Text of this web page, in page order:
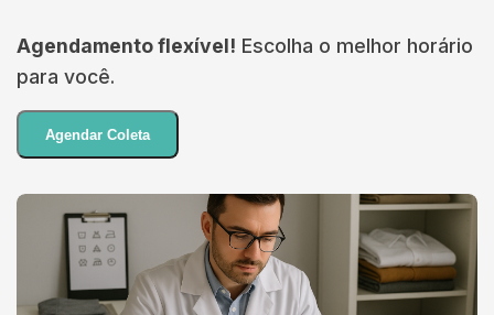
Agendamento flexível! Escolha o melhor horário
para você.
Agendar Coleta